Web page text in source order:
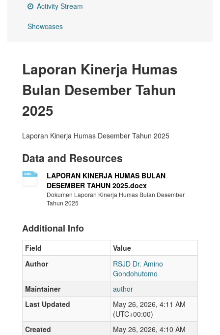
Activity Stream
Showcases
Laporan Kinerja Humas
Bulan Desember Tahun
2025
Laporan Kinerja Humas Desember Tahun 2025
Data and Resources
LAPORAN KINERJA HUMAS BULAN
DESEMBER TAHUN 2025.docx
Dokumen Laporan Kinerja Humas Bulan Desember
Tahun 2025
Additional Info
Field
Value
Author
RSJD Dr. Amino
Gondohutomo
Maintainer
author
Last Updated
May 26, 2026, 4:11 AM
(UTC+00:00)
Created
May 26, 2026, 4:10 AM